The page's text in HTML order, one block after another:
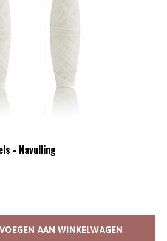
- Navulling
AAN WINKELWAGEN